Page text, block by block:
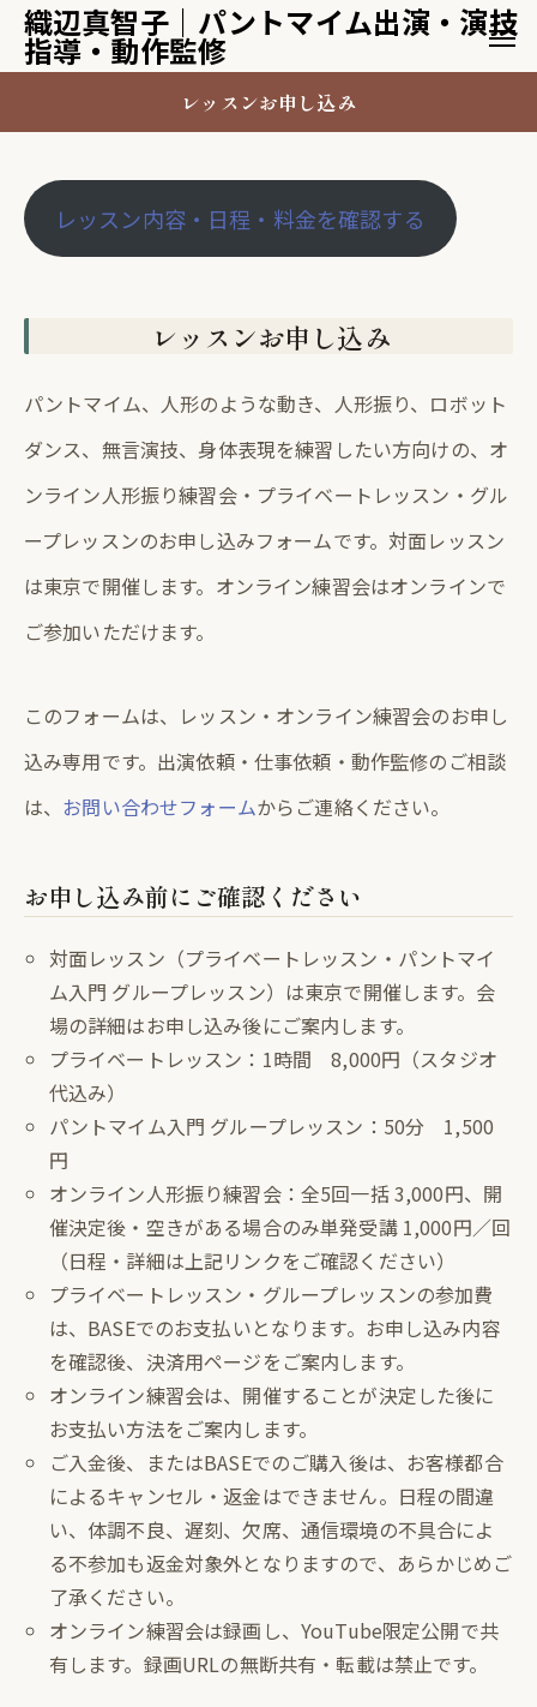
織辺真智子｜パントマイム出演・演技
指導・動作監修
レッスンお申し込み
レッスン内容・日程・料金を確認する
レッスンお申し込み
パントマイム、人形のような動き、人形振り、ロボット
ダンス、無言演技、身体表現を練習したい方向けの、オ
ンライン人形振り練習会・プライベートレッスン・グル
ープレッスンのお申し込みフォームです。対面レッスン
は東京で開催します。オンライン練習会はオンラインで
ご参加いただけます。
このフォームは、レッスン・オンライン練習会のお申し
込み専用です。出演依頼・仕事依頼・動作監修のご相談
は、 お問い合わせフォームからご連絡ください。
お申し込み前にご確認ください
対面レッスン（プライベートレッスン・パントマイ
ム入門 グループレッスン）は東京で開催します。会
場の詳細はお申し込み後にご案内します。
プライベートレッスン：1時間 8,000円（スタジオ
代込み）
パントマイム入門 グループレッスン：50分 1,500
円
オンライン人形振り練習会：全5回一括 3,000円、開
催決定後・空きがある場合のみ単発受講 1,000円／回
（日程・詳細は上記リンクをご確認ください）
プライベートレッスン・グループレッスンの参加費
は、BASEでのお支払いとなります。お申し込み内容
を確認後、決済用ページをご案内します。
オンライン練習会は、開催することが決定した後に
お支払い方法をご案内します。
ご入金後、またはBASEでのご購入後は、お客様都合
によるキャンセル・返金はできません。日程の間違
い、体調不良、遅刻、欠席、通信環境の不具合によ
る不参加も返金対象外となりますので、あらかじめご
了承ください。
オンライン練習会は録画し、YouTube限定公開で共
有します。録画URLの無断共有・転載は禁止です。